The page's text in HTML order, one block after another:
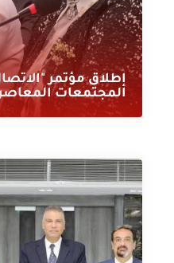
إطلاق مؤتمر
المجتمعات